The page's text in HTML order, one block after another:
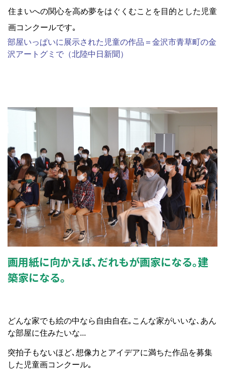
住まいへの関心を高め夢をはぐくむことを目的とした児童
画コンクールです｡
部屋いっぱいに展示された児童の作品＝金沢市青草町の金
沢アートグミで（北陸中日新聞）
画用紙に向かえば､だれもが画家になる｡建
築家になる｡
どんな家でも絵の中なら自由自在｡こんな家がいいな､あん
な部屋に住みたいな...
突拍子もないほど､想像力とアイデアに満ちた作品を募集
した児童画コンクール｡